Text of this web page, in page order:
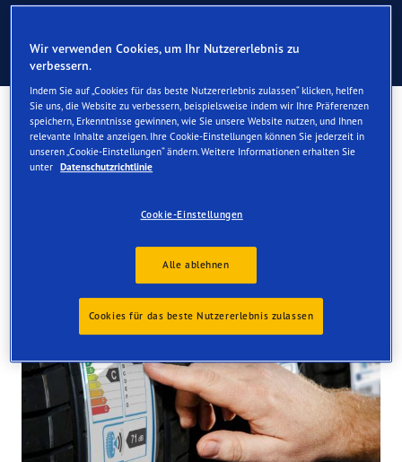
Unabhängige Reifen-Tests
Goodyear lässt seine Reifen regelmäßig von
Automobilclubs testen.
Wir verwenden Cookies, um Ihr Nutzererlebnis zu
verbessern.
Indem Sie auf „Cookies für das beste Nutzererlebnis zulassen“ klicken, helfen
Sie uns, die Website zu verbessern, beispielsweise indem wir Ihre Präferenzen
speichern, Erkenntnisse gewinnen, wie Sie unsere Website nutzen, und Ihnen
relevante Inhalte anzeigen. Ihre Cookie-Einstellungen können Sie jederzeit in
unseren „Cookie-Einstellungen“ ändern. Weitere Informationen erhalten Sie
unter Datenschutzrichtlinie
Cookie-Einstellungen
Alle ablehnen
Cookies für das beste Nutzererlebnis zulassen